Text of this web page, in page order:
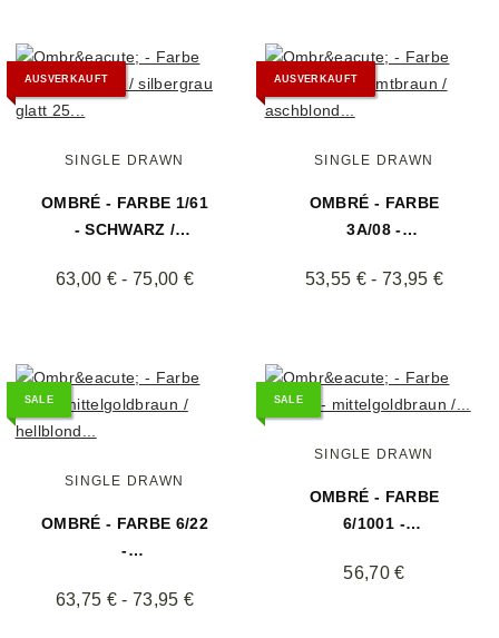
AUSVERKAUFT
SINGLE DRAWN
OMBRÉ - FARBE 1/61
- SCHWARZ /
25 EXTENSIONS
63,00 € -75,00 €
AUSVERKAUFT
SINGLE DRAWN
OMBRÉ - FARBE
3A/08 -
ASCHBLOND GLATT
53,55 € -73,95 €
SALE
SINGLE DRAWN
OMBRÉ - FARBE 6/22
-
HELLBLOND GLATT
63,75 € -73,95 €
SALE
SINGLE DRAWN
OMBRÉ - FARBE
6/1001 -
WEISSBLOND GLATT
56,70 €